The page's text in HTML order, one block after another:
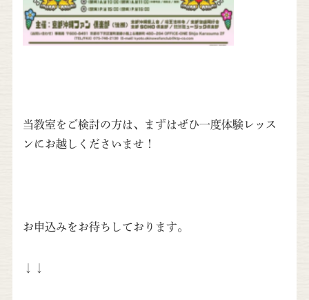
当教室をご検討の方は、まずはぜひ一度体験レッス
ンにお越しくださいませ！
お申込みをお待ちしております。